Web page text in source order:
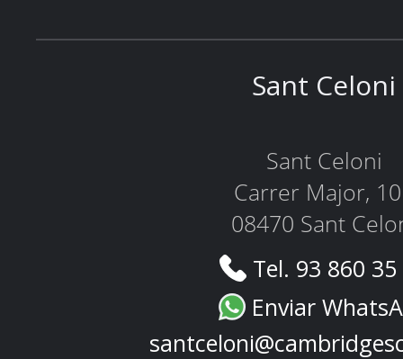
Sant Celoni
Sant Celoni
Carrer Major,
08470 Sant
Tel. 93 860
Enviar